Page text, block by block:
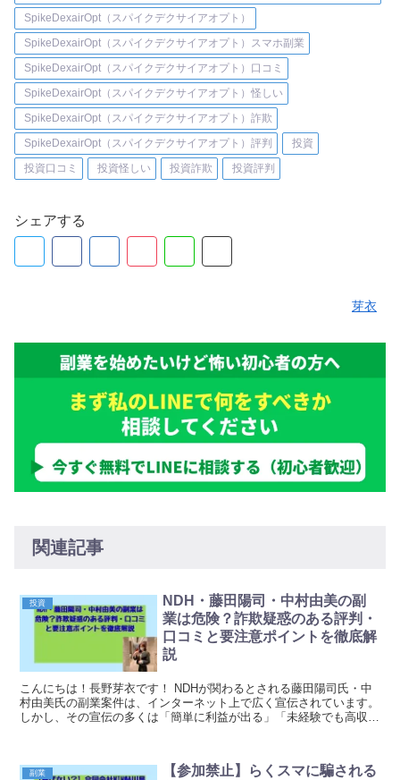
SpikeDexairOpt（スパイクデクサイアオプト）
SpikeDexairOpt（スパイクデクサイアオプト）スマホ副業
SpikeDexairOpt（スパイクデクサイアオプト）口コミ
SpikeDexairOpt（スパイクデクサイアオプト）怪しい
SpikeDexairOpt（スパイクデクサイアオプト）詐欺
SpikeDexairOpt（スパイクデクサイアオプト）評判
投資
投資口コミ
投資怪しい 投資詐欺 投資評判
シェアする
芽衣
関連記事
投資
NDH・藤田陽司・中村由美の副
業は危険？詐欺疑惑のある評判・
口コミと要注意ポイントを徹底解
説
こんにちは！長野芽衣です！ NDHが関わるとされる藤田陽司氏・中
村由美氏の副業案件は、インターネット上で広く宣伝されています。
しかし、その宣伝の多くは「簡単に利益が出る」「未経験でも高収
副業
【参加禁止】らくスマに騙される